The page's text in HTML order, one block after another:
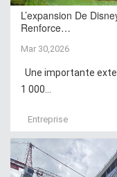
L’expansion De
Renforce…
Mar 30,2026
Une importante
1 000...
Entreprise